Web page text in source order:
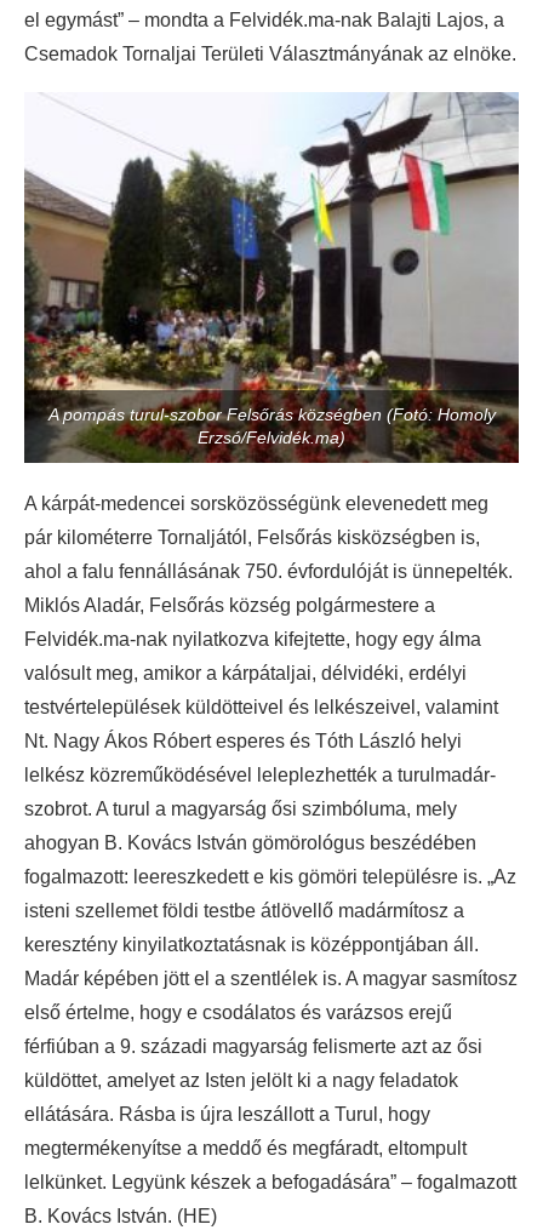
el egymást” – mondta a Felvidék.ma-nak Balajti Lajos, a
Csemadok Tornaljai Területi Választmányának az elnöke.
A pompás turul-szobor Felsőrás községben (Fotó: Homoly
Erzsó/Felvidék.ma)
A kárpát-medencei sorsközösségünk elevenedett meg
pár kilométerre Tornaljától, Felsőrás kisközségben is,
ahol a falu fennállásának 750. évfordulóját is ünnepelték.
Miklós Aladár, Felsőrás község polgármestere a
Felvidék.ma-nak nyilatkozva kifejtette, hogy egy álma
valósult meg, amikor a kárpátaljai, délvidéki, erdélyi
testvértelepülések küldötteivel és lelkészeivel, valamint
Nt. Nagy Ákos Róbert esperes és Tóth László helyi
lelkész közreműködésével leleplezhették a turulmadár-
szobrot. A turul a magyarság ősi szimbóluma, mely
ahogyan B. Kovács István gömörológus beszédében
fogalmazott: leereszkedett e kis gömöri településre is. „Az
isteni szellemet földi testbe átlövellő madármítosz a
keresztény kinyilatkoztatásnak is középpontjában áll.
Madár képében jött el a szentlélek is. A magyar sasmítosz
első értelme, hogy e csodálatos és varázsos erejű
férfiúban a 9. századi magyarság felismerte azt az ősi
küldöttet, amelyet az Isten jelölt ki a nagy feladatok
ellátására. Rásba is újra leszállott a Turul, hogy
megtermékenyítse a meddő és megfáradt, eltompult
lelkünket. Legyünk készek a befogadására” – fogalmazott
B. Kovács István. (HE)